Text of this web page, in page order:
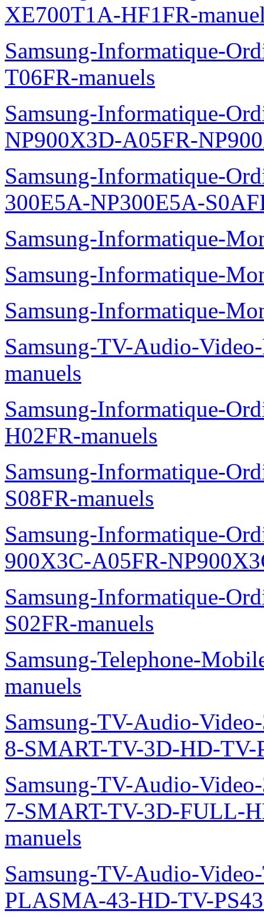
XE700T1A-HF1FR-
Samsung-Informatique-
T06FR-manuels
Samsung-Informatique-
NP900X3D-A05FR-
Samsung-Informatique-
300E5A-NP300E5A-
Samsung-Informatique-
Samsung-Informatique-
Samsung-Informatique-
Samsung-TV-Audio-
manuels
Samsung-Informatique-
H02FR-manuels
Samsung-Informatique-
S08FR-manuels
Samsung-Informatique-
900X3C-A05FR-
Samsung-Informatique-
S02FR-manuels
Samsung-Telephone-
manuels
Samsung-TV-Audio-
8-SMART-TV-3D-HD-TV-
Samsung-TV-Audio-
7-SMART-TV-3D-FULL-
manuels
Samsung-TV-Audio-
PLASMA-43-HD-TV-